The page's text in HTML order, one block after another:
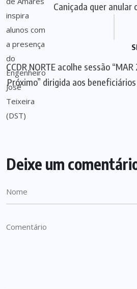
Caniçada quer anular
CCDR NORTE acolhe sessão
Próximo” dirigida aos
Deixe um